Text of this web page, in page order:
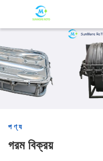
পণ্য
গরম বিক্রয়